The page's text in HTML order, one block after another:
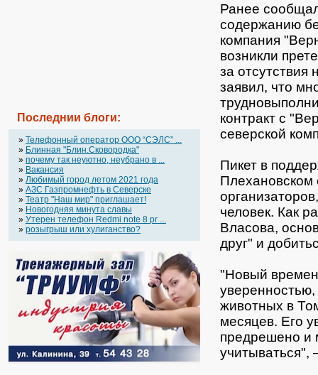
Последнии блоги:
» Телефонный оператор OOO “СЭЛС” ...
» Блинная "Блин.Сковородка"
» почему так неуютно, неубрано в ...
» Вакансия
» Любимый город летом 2021 года
» АЗС Газпромнефть в Северске
» Театр "Наш мир" приглашает!
» Новогодняя минута славы
» Утерен телефон Redmi note 8 pr ...
» розыгрыш или хулиганство?
Ранее
содержанию
компания
возникли
за отсутствия
заявил, что
контракт с
северской
Пикет в
Плехановском
человек. Как
Власова,
друг" и
"Новый
животных в
месяцев. Его
предрешено и
учитываться",